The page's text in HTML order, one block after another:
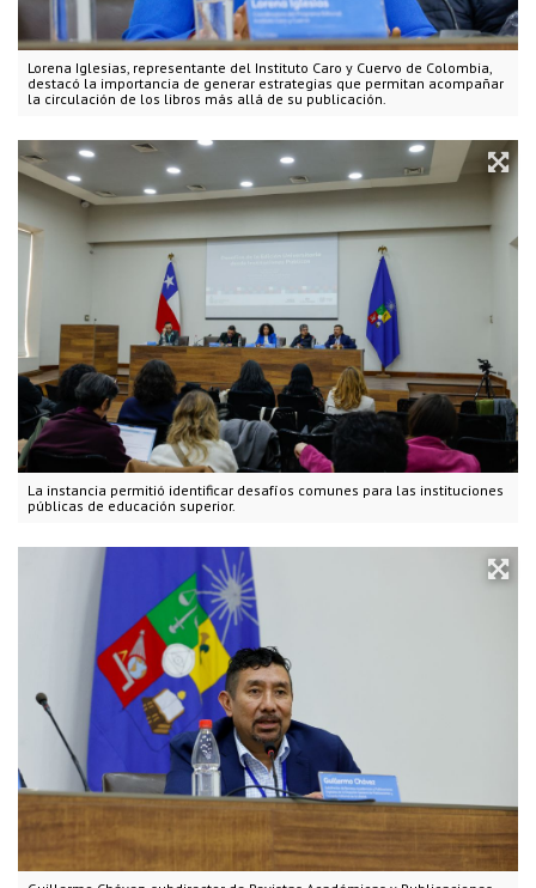
Lorena Iglesias, representante del Instituto Caro y Cuervo de Colombia,
destacó la importancia de generar estrategias que permitan acompañar
la circulación de los libros más allá de su publicación.
La instancia permitió identificar desafíos comunes para las instituciones
públicas de educación superior.